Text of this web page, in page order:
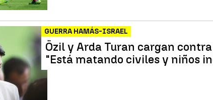
GUERRA HAMÁS-ISRAEL
Özil y Arda Turan cargan
"Está matando civiles y niños